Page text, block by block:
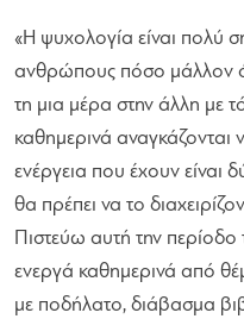
«Η ψυχολογία είναι πολύ
ανθρώπους πόσο μάλλον
τη μια μέρα στην άλλη με
καθημερινά αναγκάζονται
ενέργεια που έχουν είναι
θα πρέπει να το
Πιστεύω αυτή την περίοδο
ενεργά καθημερινά από
με ποδήλατο, διάβασμα